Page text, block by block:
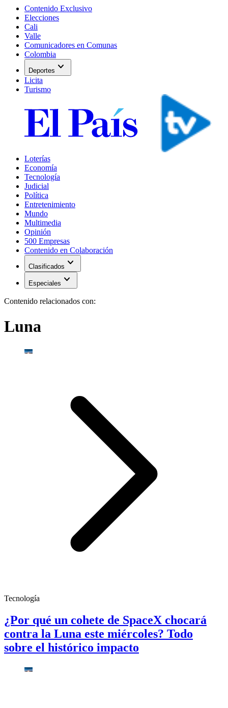
Contenido Exclusivo
Elecciones
Cali
Valle
Comunicadores en Comunas
Colombia
Deportes expand_more
Licita
Turismo
Loterías
Economía
Tecnología
Judicial
Política
Entretenimiento
Mundo
Multimedia
Opinión
500 Empresas
Contenido en Colaboración
Clasificados expand_more
Especiales expand_more
Contenido relacionados con:
Luna
Tecnología
¿Por qué un cohete de SpaceX chocará
contra la Luna este miércoles? Todo
sobre el histórico impacto